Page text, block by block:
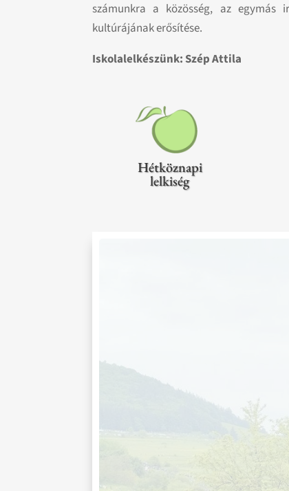
számunkra a közösség, az egymás
kultúrájának erősítése.
Iskolalelkészünk: Szép Attila
Hétköznapi
lelkiség